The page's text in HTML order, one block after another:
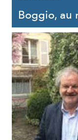
Boggio, au